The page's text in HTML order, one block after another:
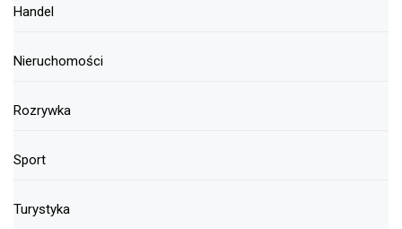
Handel
Nieruchomości
Rozrywka
Sport
Turystyka